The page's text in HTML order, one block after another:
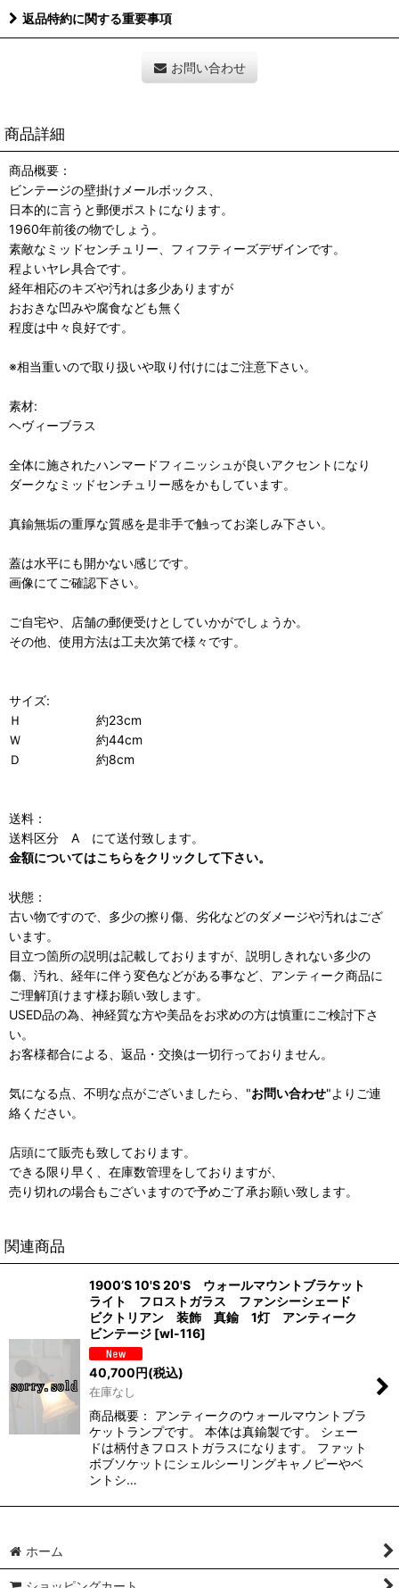
返品特約に関する重要事項
お問い合わせ
商品詳細
商品概要：
ビンテージの壁掛けメールボックス、
日本的に言うと郵便ポストになります。
1960年前後の物でしょう。
素敵なミッドセンチュリー、フィフティーズデザインです。
程よいヤレ具合です。
経年相応のキズや汚れは多少ありますが
おおきな凹みや腐食なども無く
程度は中々良好です。
※相当重いので取り扱いや取り付けにはご注意下さい。
素材:
ヘヴィーブラス
全体に施されたハンマードフィニッシュが良いアクセントになり
ダークなミッドセンチュリー感をかもしています。
真鍮無垢の重厚な質感を是非手で触ってお楽しみ下さい。
蓋は水平にも開かない感じです。
画像にてご確認下さい。
ご自宅や、店舗の郵便受けとしていかがでしょうか。
その他、使用方法は工夫次第で様々です。
サイズ:
Ｈ 約23cm
Ｗ 約44cm
Ｄ 約8cm
送料：
送料区分 A にて送付致します。
金額についてはこちらをクリックして下さい。
状態：
古い物ですので、多少の擦り傷、劣化などのダメージや汚れはござ
います。
目立つ箇所の説明は記載しておりますが、説明しきれない多少の
傷、汚れ、経年に伴う変色などがある事など、アンティーク商品に
ご理解頂けます様お願い致します。
USED品の為、神経質な方や美品をお求めの方は慎重にご検討下さ
い。
お客様都合による、返品・交換は一切行っておりません。
気になる点、不明な点がございましたら、"お問い合わせ"よりご連
絡ください。
店頭にて販売も致しております。
できる限り早く、在庫数管理をしておりますが、
売り切れの場合もございますので予めご了承お願い致します。
関連商品
1900’S 10'S 20'S ウォールマウントブラケット
ライト フロストガラス ファンシーシェード
ビクトリアン 装飾 真鍮 1灯 アンティーク
ビンテージ [wl-116]
40,700円(税込)
在庫なし
商品概要： アンティークのウォールマウントブラ
ケットランプです。 本体は真鍮製です。 シェー
ドは柄付きフロストガラスになります。 ファット
ボブソケットにシェルシーリングキャノピーやベ
ントシ…
ホーム